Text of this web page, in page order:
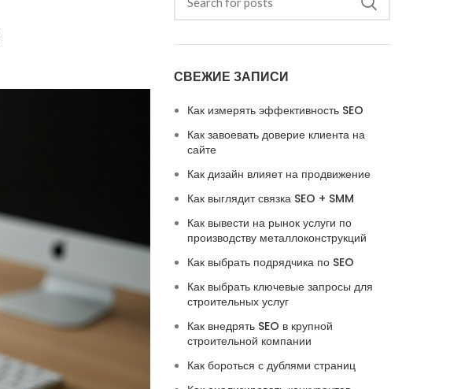
СВЕЖИЕ ЗАПИСИ
Как измерять эффективность SEO
Как завоевать доверие клиента на
сайте
Как дизайн влияет на продвижение
Как выглядит связка SEO + SMM
Как вывести на рынок услуги по
производству металлоконструкций
Как выбрать подрядчика по SEO
Как выбрать ключевые запросы для
строительных услуг
Как внедрять SEO в крупной
строительной компании
Как бороться с дублями страниц